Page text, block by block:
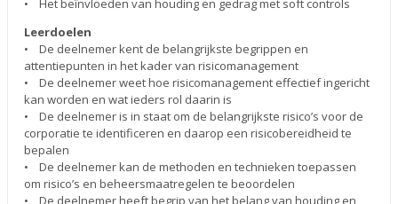
• Het beïnvloeden van houding en gedrag met soft controls
Leerdoelen
• De deelnemer kent de belangrijkste begrippen en
attentiepunten in het kader van risicomanagement
• De deelnemer weet hoe risicomanagement effectief ingericht
kan worden en wat ieders rol daarin is
• De deelnemer is in staat om de belangrijkste risico’s voor de
corporatie te identificeren en daarop een risicobereidheid te
bepalen
• De deelnemer kan de methoden en technieken toepassen
om risico’s en beheersmaatregelen te beoordelen
• De deelnemer heeft begrip van het belang van houding en